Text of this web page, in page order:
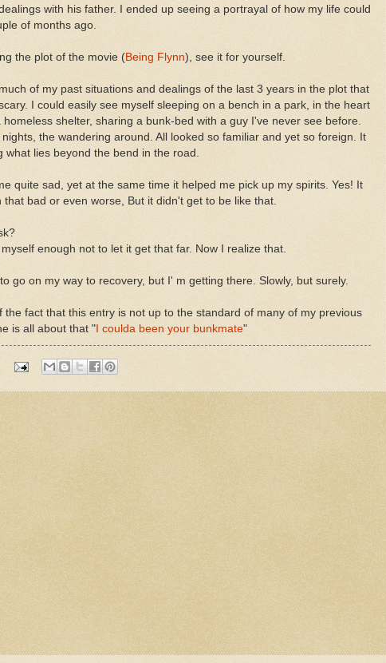
with his father. I ended up seeing a portrayal of how my life could
of months ago.
the plot of the movie (Being Flynn), see it for yourself.
of my past situations and dealings of the last 3 years in the plot that
I could easily see myself sleeping on a bench in a park, in the heart
homeless shelter, sharing a bunk-bed with a guy I've never see before.
the wandering around. All looked so familiar and yet so foreign. It
what lies beyond the bend in the road.
quite sad, yet at the same time it helped me pick up my spirits. Yes! It
that bad or even worse, But it didn't get to be like that.
enough not to let it get that far. Now I realize that.
to go on my way to recovery, but I' m getting there. Slowly, but surely.
the fact that this entry is not up to the standard of many of my previous
is all about that " I coulda been your bunkmate"